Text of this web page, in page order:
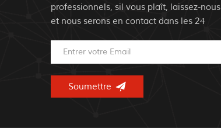
professionnels, sil vous plaît, laissez-nous
et nous serons en contact dans les 24